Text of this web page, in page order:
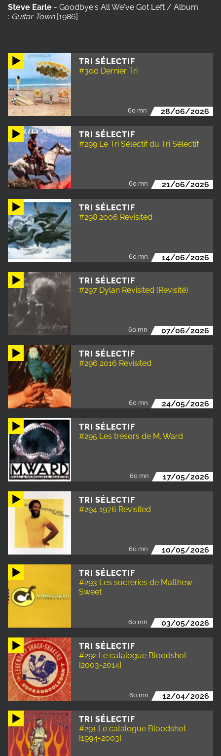
TRI SÉLECTIF
#300 Dernier Tri
60 mn 28/06/2026
TRI SÉLECTIF
#299 Le Tri Sélectif du Tri Sélectif
60 mn 21/06/2026
TRI SÉLECTIF
#298 2006 Revisited
60 mn 14/06/2026
TRI SÉLECTIF
#297 Dylan Revisited (Revisité)
60 mn 07/06/2026
TRI SÉLECTIF
#296 2016 Revisited
60 mn 24/05/2026
TRI SÉLECTIF
#295 Les trésors de M. Ward
60 mn 17/05/2026
TRI SÉLECTIF
#294 1976 Revisited
60 mn 10/05/2026
TRI SÉLECTIF
#293 Les sucreries de Matthew
Sweet
60 mn 03/05/2026
TRI SÉLECTIF
#292 Le catalogue Bloodshot
[2003-2014]
60 mn 12/04/2026
TRI SÉLECTIF
#291 Le catalogue Bloodshot
[1994-2003]
Steve Earle - Goodbye's All We've Got Left / Album
: Guitar Town [1986]